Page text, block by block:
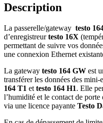
Description
La passerelle/gateway testo
d’enregistreurtesto 16X
permettant de suivre vos
une connexion Ethernet
La gateway testo 164 GW est
transférer les données des mini-
164 T1 et testo 164 H1. Elle
l’humidité et le contact de porte
via une licence payante Testo